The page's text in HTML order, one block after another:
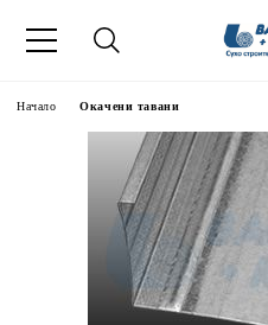
Начало Окачени тавани